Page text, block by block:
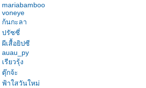
mariabamboo
voneye
ก้นกะลา
ปรัซซี่
ผีเสื้อยิปซี
auau_py
เรียวรุ้ง
ตุ๊กจ้ะ
ฟ้าใสวันใหม่